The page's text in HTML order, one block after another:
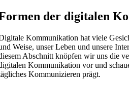
der digitalen
Kommunikation hat viele
Weise, unser Leben und unsere
Abschnitt knöpfen wir uns die
Kommunikation vor und
Kommunizieren prägt.